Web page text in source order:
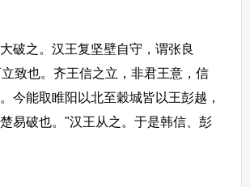
之。汉王复坚壁自守，谓张良
致也。齐王信之立，非君王意，信
今能取睢阳以北至穀城皆以王彭越，
易破也。"汉王从之。于是韩信、彭